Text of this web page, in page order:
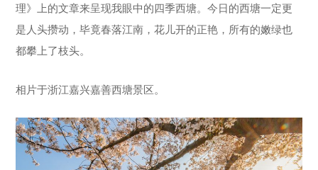
理》上的文章来呈现我眼中的四季西塘。今日的西塘一定更
是人头攒动，毕竟春落江南，花儿开的正艳，所有的嫩绿也
都攀上了枝头。
相片于浙江嘉兴嘉善西塘景区。